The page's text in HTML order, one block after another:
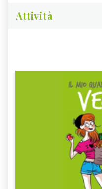
Attività